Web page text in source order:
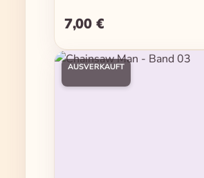
Regulärer Preis:
7,00 €
AUSVERKAUFT